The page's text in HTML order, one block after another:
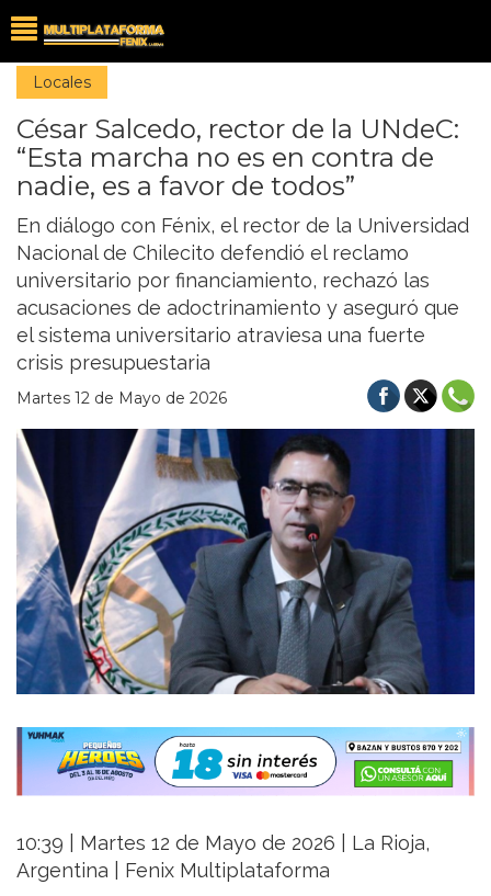
Locales
César Salcedo, rector de la UNdeC:
“Esta marcha no es en contra de
nadie, es a favor de todos”
En diálogo con Fénix, el rector de la Universidad
Nacional de Chilecito defendió el reclamo
universitario por financiamiento, rechazó las
acusaciones de adoctrinamiento y aseguró que
el sistema universitario atraviesa una fuerte
crisis presupuestaria
Martes 12 de Mayo de 2026
10:39 | Martes 12 de Mayo de 2026 | La Rioja,
Argentina | Fenix Multiplataforma